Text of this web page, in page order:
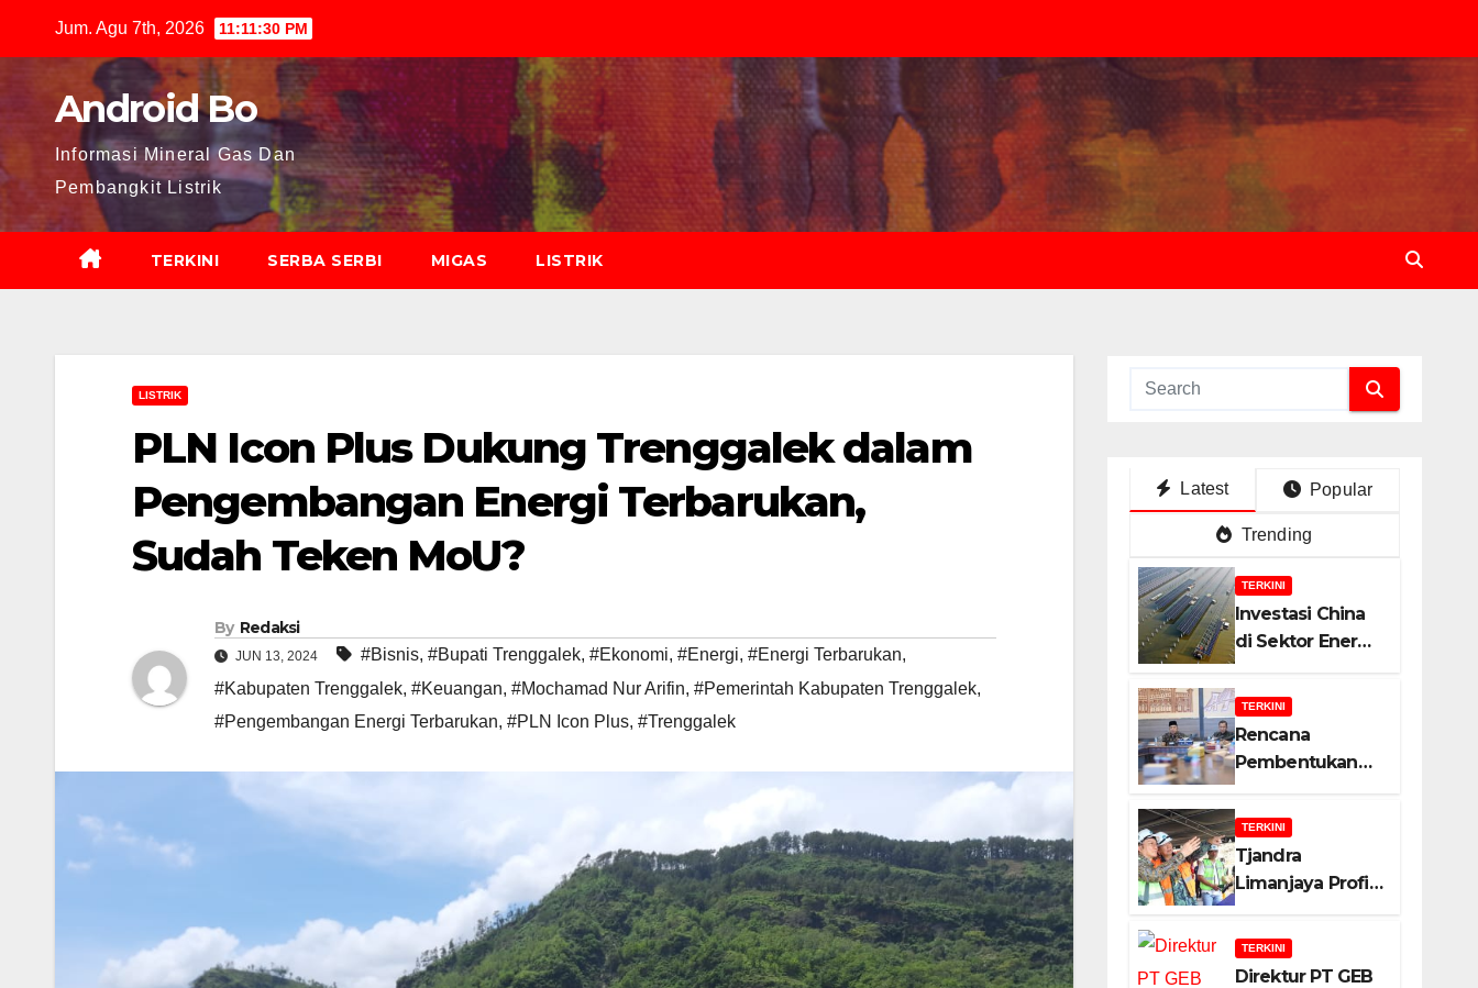
Jum. Agu 7th, 2026 11:11:32 PM
Android Bo
Informasi Mineral Gas Dan
Pembangkit Listrik
TERKINI SERBA SERBI MIGAS LISTRIK
LISTRIK
PLN Icon Plus Dukung Trenggalek dalam
Pengembangan Energi Terbarukan,
Sudah Teken MoU?
By Redaksi
JUN 13, 2024 #Bisnis, #Bupati Trenggalek, #Ekonomi, #Energi, #Energi Terbarukan,
#Kabupaten Trenggalek, #Keuangan, #Mochamad Nur Arifin, #Pemerintah Kabupaten Trenggalek,
#Pengembangan Energi Terbarukan, #PLN Icon Plus, #Trenggalek
Latest Popular
Trending
TERKINI
Investasi China
di Sektor Energi
Surya: Peluang
dan Strategi
Indonesia?
TERKINI
Rencana
Pembentukan
Badan Usaha
Khusus (BUK)
Menguat dalam
Revisi RUU
Migas, Ini
TERKINI
Tjandra
Limanjaya Profil
Bisnisnya
TERKINI
Direktur PT GEB